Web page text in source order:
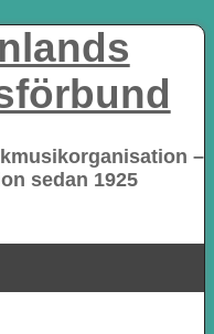
–
sedan 1925